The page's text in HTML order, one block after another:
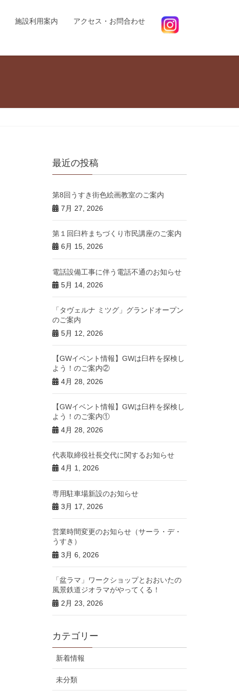
施設利用案内 アクセス・お問合わせ
最近の投稿
第8回うすき街色絵画教室のご案内
7月 27, 2026
第１回臼杵まちづくり市民講座のご案内
6月 15, 2026
電話設備工事に伴う電話不通のお知らせ
5月 14, 2026
「タヴェルナ ミツグ」グランドオープン
のご案内
5月 12, 2026
【GWイベント情報】GWは臼杵を探検し
よう！のご案内②
4月 28, 2026
【GWイベント情報】GWは臼杵を探検し
よう！のご案内①
4月 28, 2026
代表取締役社長交代に関するお知らせ
4月 1, 2026
専用駐車場新設のお知らせ
3月 17, 2026
営業時間変更のお知らせ（サーラ・デ・
うすき）
3月 6, 2026
「盆ラマ」ワークショップとおおいたの
風景鉄道ジオラマがやってくる！
2月 23, 2026
カテゴリー
新着情報
未分類